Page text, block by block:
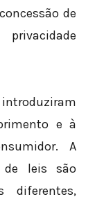
de
e à
A
de leis são
diferentes,